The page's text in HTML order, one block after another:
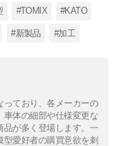
#TOMIX #KATO
#新製品 #加工
っており、各メーカーの
車体の細部や仕様変更な
品が多く登場します。一
愛好者の購買意欲を刺